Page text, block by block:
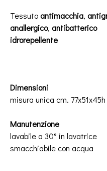
Tessutoantimacchia,
anallergico, antibatterico
idrorepellente
Dimensioni
misura unica cm. 77x51x45h
Manutenzione
lavabile a 30° in lavatrice
smacchiabile con acqua